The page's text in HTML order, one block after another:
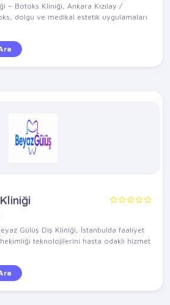
– Botoks Kliniği, Ankara Kızılay /
dolgu ve medikal estetik uygulamaları
Gülüş Diş Kliniği, İstanbulda faaliyet
teknolojilerini hasta odaklı hizmet